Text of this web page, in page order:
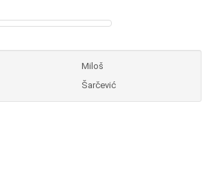
Miloš
Šarčević